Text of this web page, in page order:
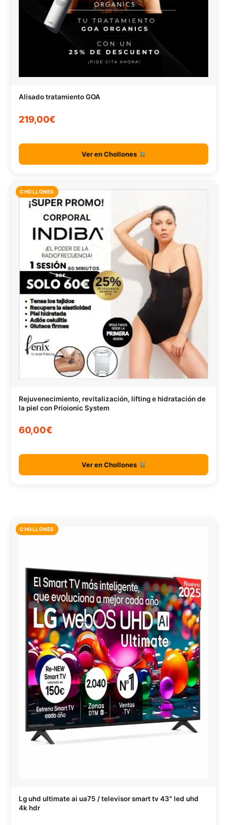
Alisado tratamiento GOA
219,00€
Ver en Chollones
CHOLLONES
Rejuvenecimiento, revitalización, lifting e hidratación de
la piel con Prioionic System
60,00€
Ver en Chollones
CHOLLONES
Lg uhd ultimate ai ua75 / televisor smart tv 43″ led uhd
4k hdr